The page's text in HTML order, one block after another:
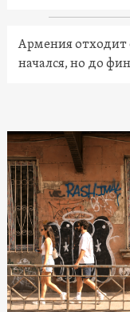
Армения отходит
начался, но до